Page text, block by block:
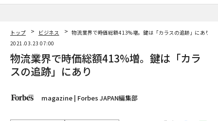
トップ ビジネス
物流業界で時価総額413%増。鍵は「カラスの追跡」にあり
2021.03.23 07:00
物流業界で時価総額413%増。鍵は「カラ
スの追跡」にあり
magazine | Forbes JAPAN編集部